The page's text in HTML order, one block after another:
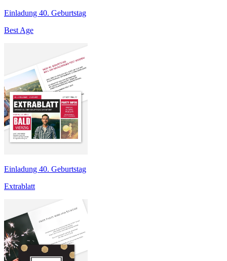
Einladung 40. Geburtstag
Best Age
Einladung 40. Geburtstag
Extrablatt